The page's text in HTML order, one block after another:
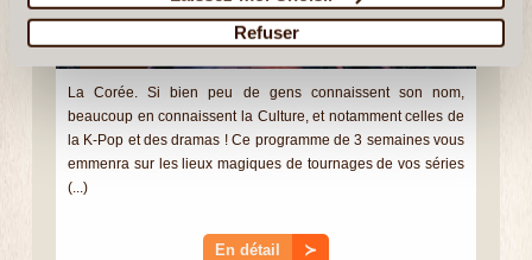
Refuser
19J/18N
La Corée. Si bien peu de gens connaissent son nom,
beaucoup en connaissent la Culture, et notamment celles de
la K-Pop et des dramas ! Ce programme de 3 semaines vous
emmenra sur les lieux magiques de tournages de vos séries
(...)
En détail ≻